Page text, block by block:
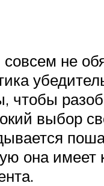
не
чтобы
выбор
она имеет